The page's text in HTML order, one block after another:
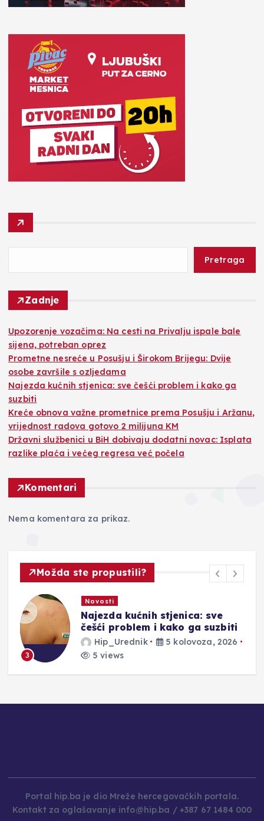
Pretraga
Zadnje
Upozorenje vozačima: Na cesti na Privalju ispale bale
sijena, potreban oprez
Prometne nesreće u Posušju i Širokom Brijegu: Dvije
osobe završile s ozljedama
Najezda kućnih stjenica: sve češći problem i kako ga
suzbiti
Kreće obnova važne prometnice prema Posušju i Aržanu,
vrijednost radova gotovo 2 milijuna KM
Državni službenici u BiH dobivaju dodatni novac: Isplata
razlike plaća i većeg regresa već počela
Komentari
Nema komentara za prikaz.
Možda ste propustili?
3
Novosti
Najezda kućnih stjenica: sve
češći problem i kako ga suzbiti
Hip_Urednik
5 kolovoza, 2026
5 views
Portal hip.ba je dio Mreže hercegovačkih portala.
Kontakt za oglašavanje info@hip.ba / +387 67 1484 000